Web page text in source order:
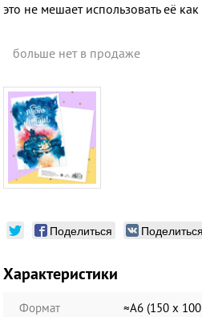
это не мешает использовать её
больше нет в продаже
Поделиться Поделиться
Характеристики
Формат ≈А6 (150 х